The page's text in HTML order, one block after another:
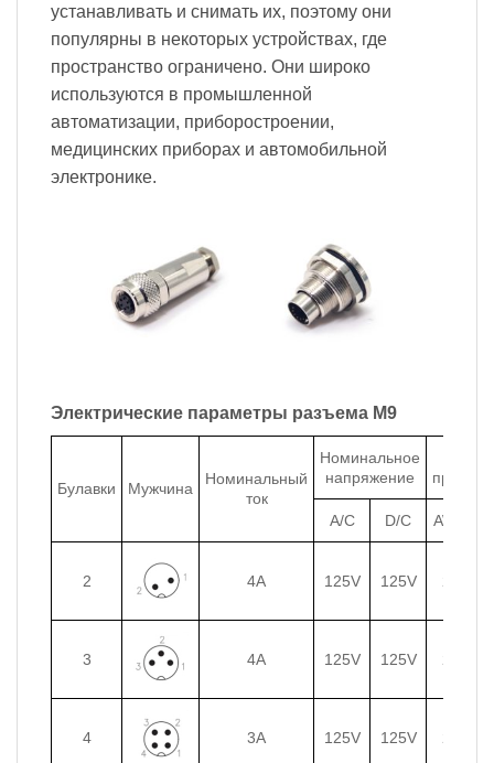
устанавливать и снимать их, поэтому они
популярны в некоторых устройствах, где
пространство ограничено. Они широко
используются в промышленной
автоматизации, приборостроении,
медицинских приборах и автомобильной
электронике.
Электрические параметры разъема M9
Булавки Мужчина
Номинальный
ток
Номинальное
напряжение
A/C D/C AWG
2 4A 125V 125V
3 4A 125V 125V
4 3A 125V 125V